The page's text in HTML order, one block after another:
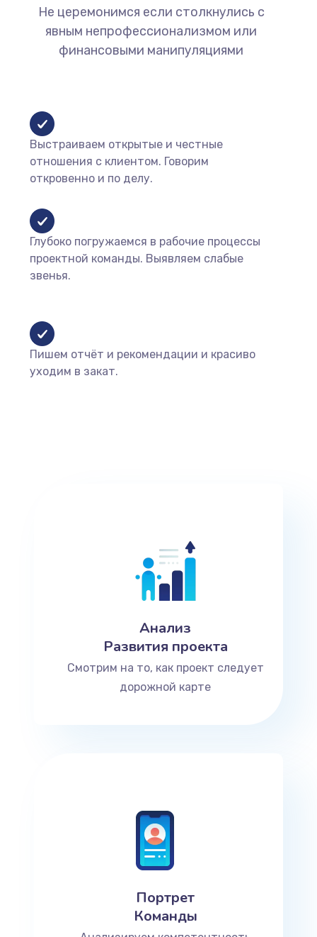
Не церемонимся если столкнулись с
явным непрофессионализмом или
финансовыми манипуляциями
Выстраиваем открытые и честные
отношения с клиентом. Говорим
откровенно и по делу.
Глубоко погружаемся в рабочие процессы
проектной команды. Выявляем слабые
звенья.
Пишем отчёт и рекомендации и красиво
уходим в закат.
Анализ
Развития проекта
Смотрим на то, как проект следует
дорожной карте
Портрет
Команды